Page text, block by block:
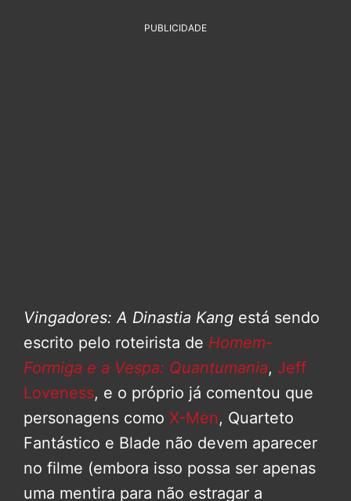
PUBLICIDADE
Vingadores: A Dinastia Kang está sendo
escrito pelo roteirista de Homem-
Formiga e a Vespa: Quantumania, Jeff
Loveness, e o próprio já comentou que
personagens como X-Men, Quarteto
Fantástico e Blade não devem aparecer
no filme (embora isso possa ser apenas
uma mentira para não estragar a